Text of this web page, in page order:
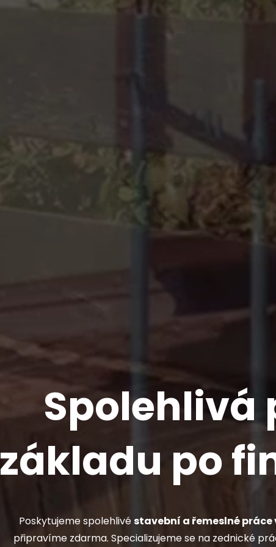
Spolehlivá
základu po
Poskytujeme spolehlivéstavební a řemeslné
připravíme zdarma. Specializujeme se na zednické